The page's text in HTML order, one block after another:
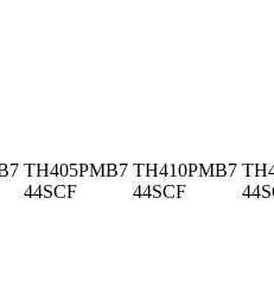
TH405PMB7
44SCF
TH410PMB7
44SCF